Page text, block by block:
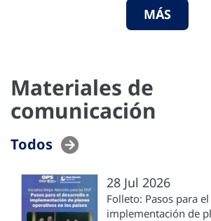
MÁS
Materiales de
comunicación
Todos
28 Jul 2026
Folleto: Pasos para
implementación de